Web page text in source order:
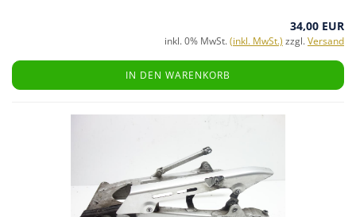
34,00 EUR
inkl. 0% MwSt.(inkl. MwSt.) zzgl.Versand
IN DEN WARENKORB